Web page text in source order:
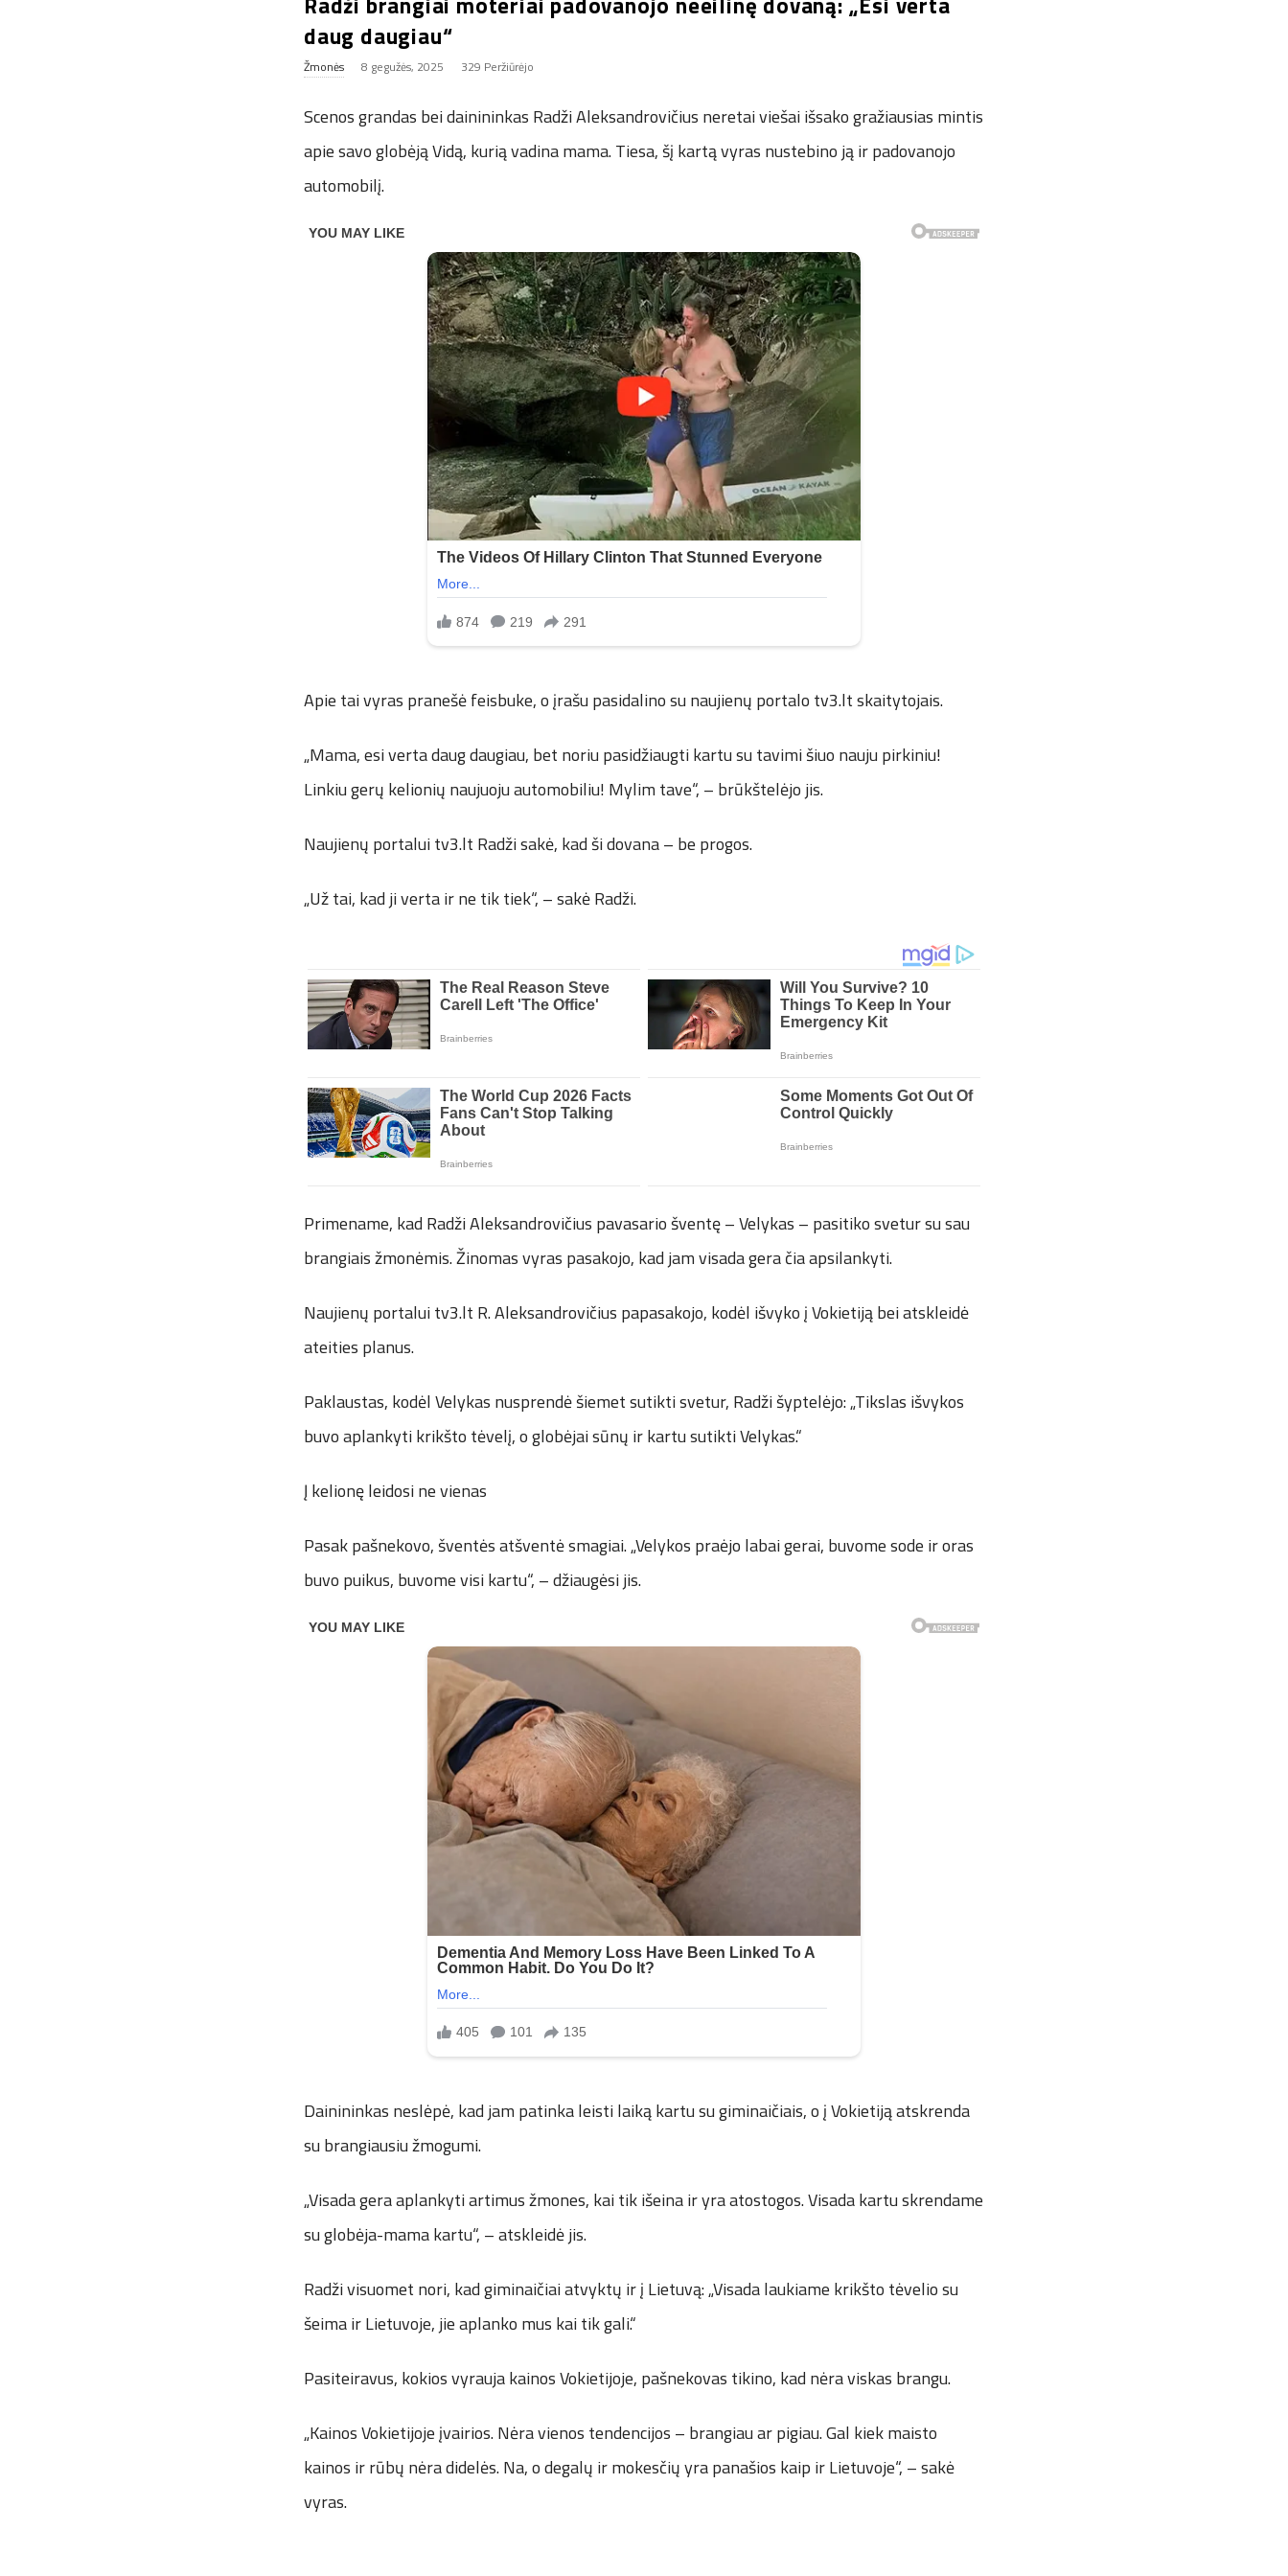
daug daugiau“
Žmonės 8 gegužės, 2025 329 Peržiūrėjo
Scenos grandas bei dainininkas Radži Aleksandrovičius neretai viešai išsako gražiausias mintis
apie savo globėją Vidą, kurią vadina mama. Tiesa, šį kartą vyras nustebino ją ir padovanojo
automobilį.
Apie tai vyras pranešė feisbuke, o įrašu pasidalino su naujienų portalo tv3.lt skaitytojais.
„Mama, esi verta daug daugiau, bet noriu pasidžiaugti kartu su tavimi šiuo nauju pirkiniu!
Linkiu gerų kelionių naujuoju automobiliu! Mylim tave“, – brūkštelėjo jis.
Naujienų portalui tv3.lt Radži sakė, kad ši dovana – be progos.
„Už tai, kad ji verta ir ne tik tiek“, – sakė Radži.
Primename, kad Radži Aleksandrovičius pavasario šventę – Velykas – pasitiko svetur su sau
brangiais žmonėmis. Žinomas vyras pasakojo, kad jam visada gera čia apsilankyti.
Naujienų portalui tv3.lt R. Aleksandrovičius papasakojo, kodėl išvyko į Vokietiją bei atskleidė
ateities planus.
Paklaustas, kodėl Velykas nusprendė šiemet sutikti svetur, Radži šyptelėjo: „Tikslas išvykos
buvo aplankyti krikšto tėvelį, o globėjai sūnų ir kartu sutikti Velykas.“
Į kelionę leidosi ne vienas
Pasak pašnekovo, šventės atšventė smagiai. „Velykos praėjo labai gerai, buvome sode ir oras
buvo puikus, buvome visi kartu“, – džiaugėsi jis.
Dainininkas neslėpė, kad jam patinka leisti laiką kartu su giminaičiais, o į Vokietiją atskrenda
su brangiausiu žmogumi.
„Visada gera aplankyti artimus žmones, kai tik išeina ir yra atostogos. Visada kartu skrendame
su globėja-mama kartu“, – atskleidė jis.
Radži visuomet nori, kad giminaičiai atvyktų ir į Lietuvą: „Visada laukiame krikšto tėvelio su
šeima ir Lietuvoje, jie aplanko mus kai tik gali.“
Pasiteiravus, kokios vyrauja kainos Vokietijoje, pašnekovas tikino, kad nėra viskas brangu.
„Kainos Vokietijoje įvairios. Nėra vienos tendencijos – brangiau ar pigiau. Gal kiek maisto
kainos ir rūbų nėra didelės. Na, o degalų ir mokesčių yra panašios kaip ir Lietuvoje“, – sakė
vyras.